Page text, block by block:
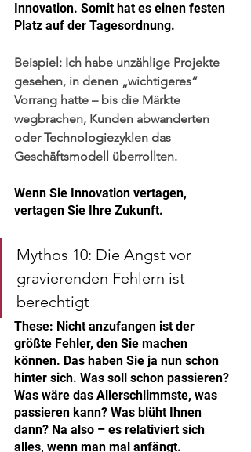
Innovation. Somit hat es einen festen
Platz auf der Tagesordnung.
Beispiel: Ich habe unzählige Projekte
gesehen, in denen „wichtigeres“
Vorrang hatte – bis die Märkte
wegbrachen, Kunden abwanderten
oder Technologiezyklen das
Geschäftsmodell überrollten.
Wenn Sie Innovation vertagen,
vertagen Sie Ihre Zukunft.
Mythos 10: Die Angst vor
gravierenden Fehlern ist
berechtigt
These: Nicht anzufangen ist der
größte Fehler, den Sie machen
können. Das haben Sie ja nun schon
hinter sich. Was soll schon passieren?
Was wäre das Allerschlimmste, was
passieren kann? Was blüht Ihnen
dann? Na also – es relativiert sich
alles, wenn man mal anfängt.